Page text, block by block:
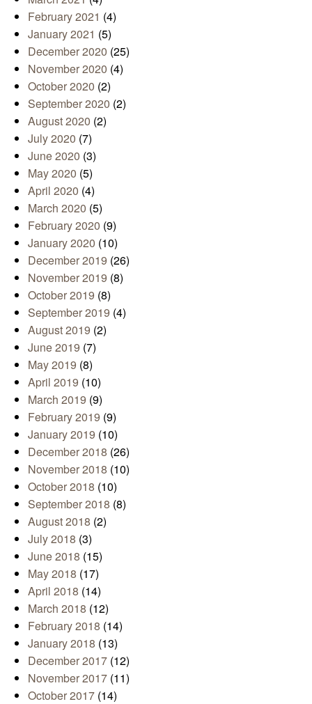
February 2021 (4)
January 2021 (5)
December 2020 (25)
November 2020 (4)
October 2020 (2)
September 2020 (2)
August 2020 (2)
July 2020 (7)
June 2020 (3)
May 2020 (5)
April 2020 (4)
March 2020 (5)
February 2020 (9)
January 2020 (10)
December 2019 (26)
November 2019 (8)
October 2019 (8)
September 2019 (4)
August 2019 (2)
June 2019 (7)
May 2019 (8)
April 2019 (10)
March 2019 (9)
February 2019 (9)
January 2019 (10)
December 2018 (26)
November 2018 (10)
October 2018 (10)
September 2018 (8)
August 2018 (2)
July 2018 (3)
June 2018 (15)
May 2018 (17)
April 2018 (14)
March 2018 (12)
February 2018 (14)
January 2018 (13)
December 2017 (12)
November 2017 (11)
October 2017 (14)